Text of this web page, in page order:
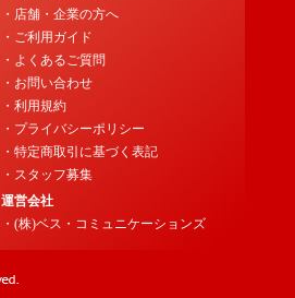
・店舗・企業の方へ
・ご利用ガイド
・よくあるご質問
・お問い合わせ
・利用規約
・プライバシーポリシー
・特定商取引に基づく表記
・スタッフ募集
運営会社
・(株)ベス・コミュニケーションズ